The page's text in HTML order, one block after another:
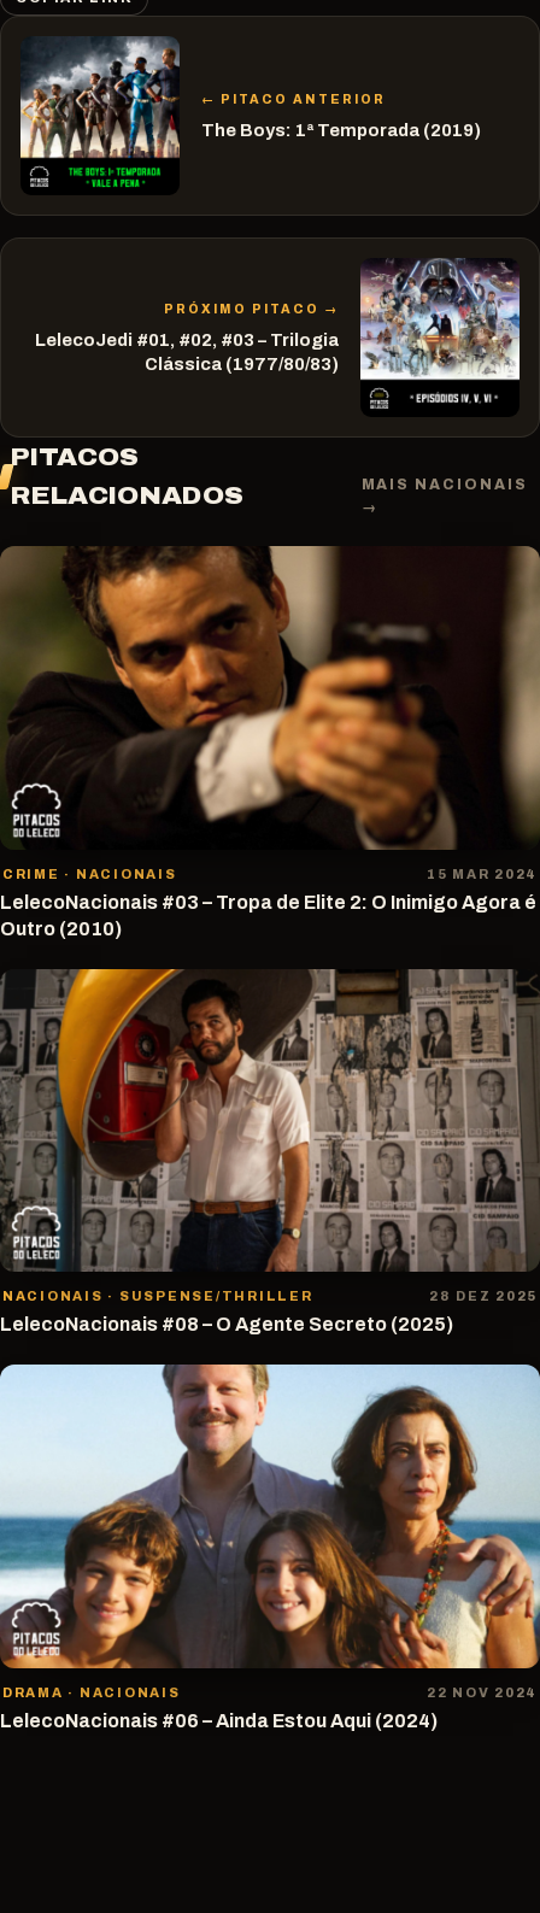
← PITACO ANTERIOR
The Boys: 1ª Temporada (2019)
PRÓXIMO PITACO →
LelecoJedi #01, #02, #03 – Trilogia
Clássica (1977/80/83)
PITACOS
RELACIONADOS
MAIS NACIONAIS
→
CRIME · NACIONAIS 15 MAR 2024
LelecoNacionais #03 – Tropa de Elite 2: O Inimigo Agora é
Outro (2010)
NACIONAIS · SUSPENSE/THRILLER 28 DEZ 2025
LelecoNacionais #08 – O Agente Secreto (2025)
DRAMA · NACIONAIS 22 NOV 2024
LelecoNacionais #06 – Ainda Estou Aqui (2024)